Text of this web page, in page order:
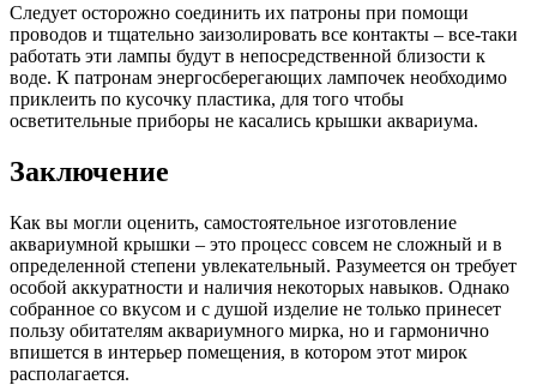
Следует осторожно соединить их патроны при помощи
проводов и тщательно заизолировать все контакты – все-таки
работать эти лампы будут в непосредственной близости к
воде. К патронам энергосберегающих лампочек необходимо
приклеить по кусочку пластика, для того чтобы
осветительные приборы не касались крышки аквариума.
Заключение
Как вы могли оценить, самостоятельное изготовление
аквариумной крышки – это процесс совсем не сложный и в
определенной степени увлекательный. Разумеется он требует
особой аккуратности и наличия некоторых навыков. Однако
собранное со вкусом и с душой изделие не только принесет
пользу обитателям аквариумного мирка, но и гармонично
впишется в интерьер помещения, в котором этот мирок
располагается.